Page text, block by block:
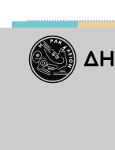
2013
2012
2011